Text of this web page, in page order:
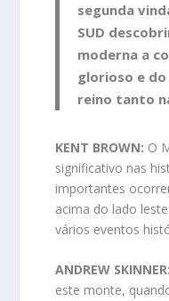
segunda
SUD
moderna a
glorioso e
reino tanto
KENT BROWN: O
significativo nas
importantes
acima do lado
vários eventos
ANDREW SKINNER:
este monte,